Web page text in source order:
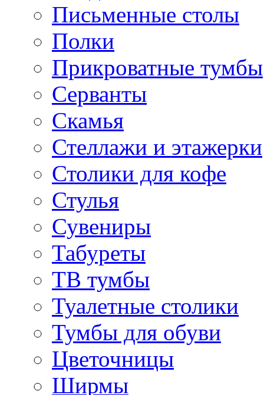
Письменные столы
Полки
Прикроватные тумбы
Серванты
Скамья
Стеллажи и этажерки
Столики для кофе
Стулья
Сувениры
Табуреты
ТВ тумбы
Туалетные столики
Тумбы для обуви
Цветочницы
Ширмы